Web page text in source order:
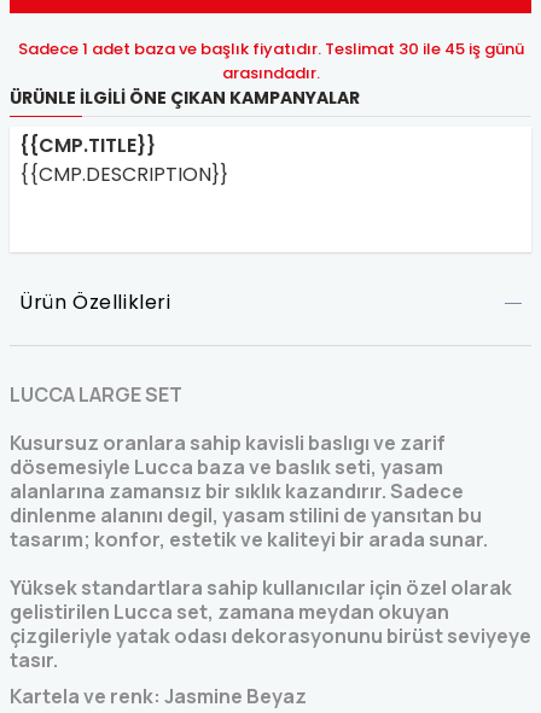
Sadece 1 adet baza ve başlık fiyatıdır. Teslimat 30 ile 45 iş günü
arasındadır.
ÜRÜNLE İLGILI ÖNE ÇIKAN KAMPANYALAR
{{CMP.TITLE}}
{{CMP.DESCRIPTION}}
Ürün Özellikleri
LUCCA LARGE SET
Kusursuz oranlara sahip kavisli baslıgı ve zarif
dösemesiyle Lucca baza ve baslık seti, yasam
alanlarına zamansız bir sıklık kazandırır. Sadece
dinlenme alanını degil, yasam stilini de yansıtan bu
tasarım; konfor, estetik ve kaliteyi bir arada sunar.
Yüksek standartlara sahip kullanıcılar için özel olarak
gelistirilen Lucca set, zamana meydan okuyan
çizgileriyle yatak odası dekorasyonunu birüst seviyeye
tasır.
Kartela ve renk: Jasmine Beyaz